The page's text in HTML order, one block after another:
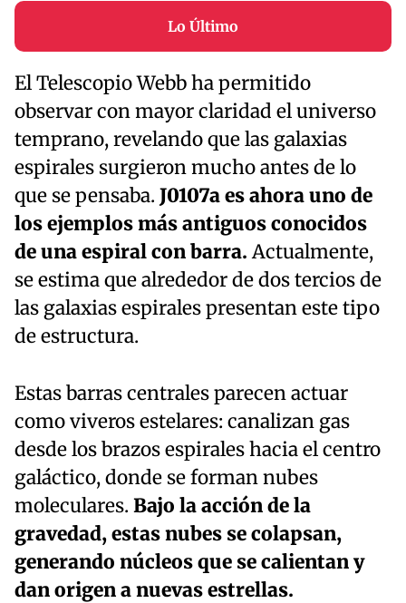
Lo Último
El Telescopio Webb ha permitido
observar con mayor claridad el universo
temprano, revelando que las galaxias
espirales surgieron mucho antes de lo
que se pensaba. J0107a es ahora uno de
los ejemplos más antiguos conocidos
de una espiral con barra.Actualmente,
se estima que alrededor de dos tercios de
las galaxias espirales presentan este tipo
de estructura.
Estas barras centrales parecen actuar
como viveros estelares: canalizan gas
desde los brazos espirales hacia el centro
galáctico, donde se forman nubes
moleculares. Bajo la acción de la
gravedad, estas nubes se colapsan,
generando núcleos que se calientan y
dan origen a nuevas estrellas.